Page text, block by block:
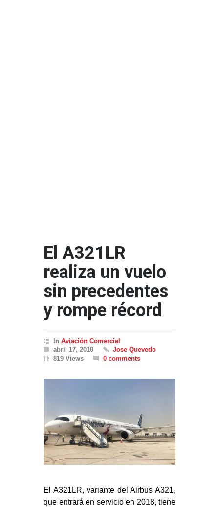
El A321LR
realiza un vuelo
sin precedentes
y rompe récord
In Aviación Comercial
abril 17, 2018
Jose Quevedo
819 Views
0 comments
El A321LR, variante del Airbus A321,
que entrará en servicio en 2018, tiene